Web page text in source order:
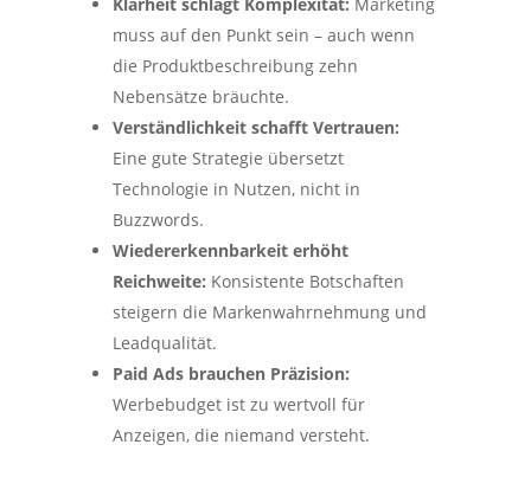
Klarheit schlägt Komplexität: Marketing
muss auf den Punkt sein – auch wenn
die Produktbeschreibung zehn
Nebensätze bräuchte.
Verständlichkeit schafft Vertrauen:
Eine gute Strategie übersetzt
Technologie in Nutzen, nicht in
Buzzwords.
Wiedererkennbarkeit erhöht
Reichweite: Konsistente Botschaften
steigern die Markenwahrnehmung und
Leadqualität.
Paid Ads brauchen Präzision:
Werbebudget ist zu wertvoll für
Anzeigen, die niemand versteht.